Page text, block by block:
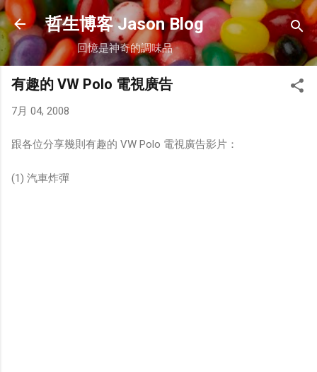
跳到主要內容
哲生博客 Jason Blog
回憶是神奇的調味品
有趣的 VW Polo 電視廣告
7月 04, 2008
跟各位分享幾則有趣的 VW Polo 電視廣告影片：
(1) 汽車炸彈